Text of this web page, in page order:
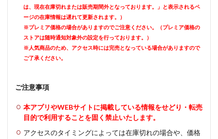
は、現在在庫切れまたは販売期間外となっております。」と表示されるペ
ージの在庫情報は遅れて更新されます。）
※プレミア価格の場合がありますのでご注意ください。（プレミア価格の
ストアは随時通知対象外の設定を行っております。）
※人気商品のため、アクセス時には完売となっている場合がありますので
ご了承ください。
ご注意事項
本アプリやWEBサイトに掲載している情報をせどり・転売
目的で利用することを固く禁止いたします。
アクセスのタイミングによっては在庫切れの場合や、価格